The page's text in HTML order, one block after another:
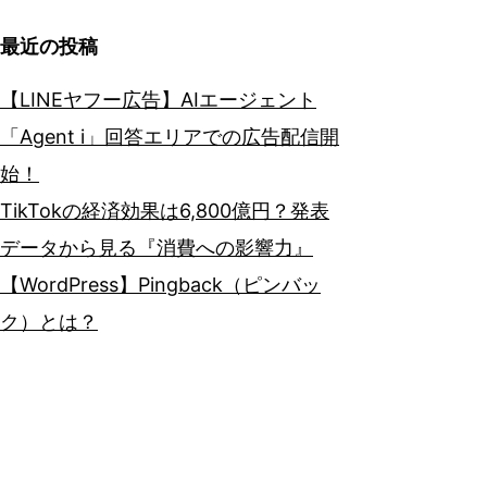
最近の投稿
【LINEヤフー広告】AIエージェント
「Agent i」回答エリアでの広告配信開
始！
TikTokの経済効果は6,800億円？発表
データから見る『消費への影響力』
【WordPress】Pingback（ピンバッ
ク）とは？